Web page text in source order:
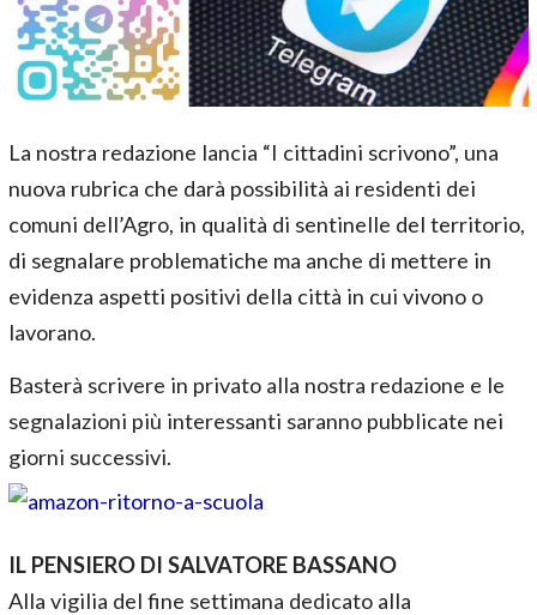
La nostra redazione lancia “I cittadini scrivono”, una
nuova rubrica che darà possibilità ai residenti dei
comuni dell’Agro, in qualità di sentinelle del territorio,
di segnalare problematiche ma anche di mettere in
evidenza aspetti positivi della città in cui vivono o
lavorano.
Basterà scrivere in privato alla nostra redazione e le
segnalazioni più interessanti saranno pubblicate nei
giorni successivi.
IL PENSIERO DI SALVATORE BASSANO
Alla vigilia del fine settimana dedicato alla